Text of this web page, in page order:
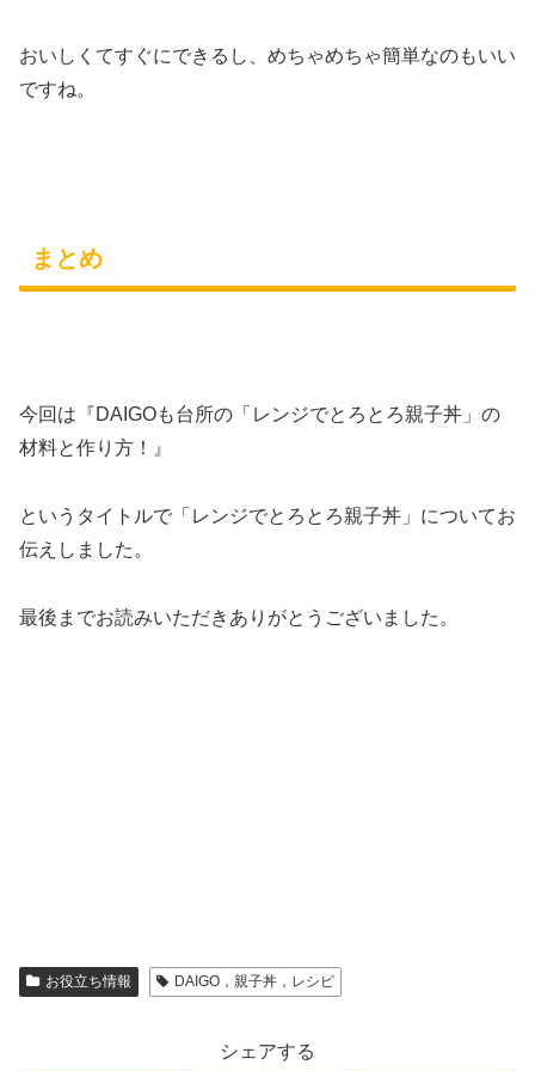
おいしくてすぐにできるし、めちゃめちゃ簡単なのもいい
ですね。
まとめ
今回は『DAIGOも台所の「レンジでとろとろ親子丼」の
材料と作り方！』
というタイトルで「レンジでとろとろ親子丼」についてお
伝えしました。
最後までお読みいただきありがとうございました。
お役立ち情報 DAIGO，親子丼，レシピ
シェアする